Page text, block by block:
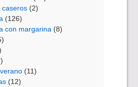
caseros (2)
(126)
con margarina (8)
(11)
(12)